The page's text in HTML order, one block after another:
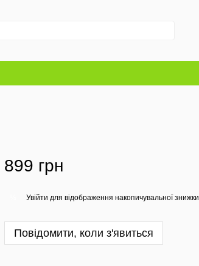
899 грн
Увійти для відображення накопичувальної знижки
Повідомити, коли з'явиться